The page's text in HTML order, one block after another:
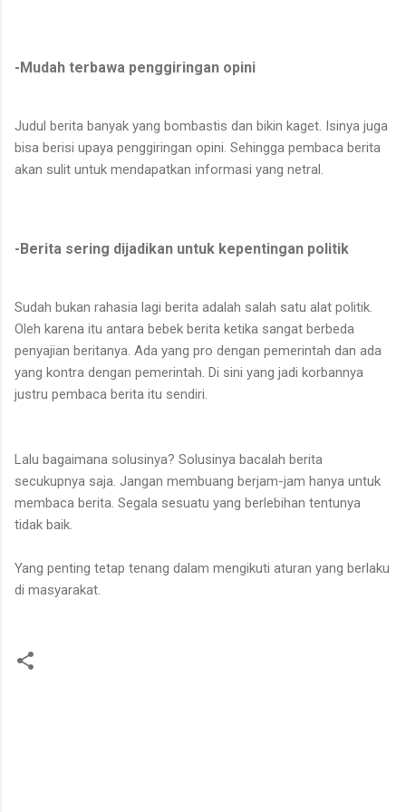
-Mudah terbawa penggiringan opini
Judul berita banyak yang bombastis dan bikin kaget. Isinya juga
bisa berisi upaya penggiringan opini. Sehingga pembaca berita
akan sulit untuk mendapatkan informasi yang netral.
-Berita sering dijadikan untuk kepentingan politik
Sudah bukan rahasia lagi berita adalah salah satu alat politik.
Oleh karena itu antara bebek berita ketika sangat berbeda
penyajian beritanya. Ada yang pro dengan pemerintah dan ada
yang kontra dengan pemerintah. Di sini yang jadi korbannya
justru pembaca berita itu sendiri.
Lalu bagaimana solusinya? Solusinya bacalah berita
secukupnya saja. Jangan membuang berjam-jam hanya untuk
membaca berita. Segala sesuatu yang berlebihan tentunya
tidak baik.
Yang penting tetap tenang dalam mengikuti aturan yang berlaku
di masyarakat.